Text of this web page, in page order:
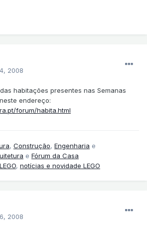
2008
habitações presentes nas Semanas
endereço:
forum/habita.html
, Construção, Engenharia e
e Fórum da Casa
, notícias e novidade LEGO
2008